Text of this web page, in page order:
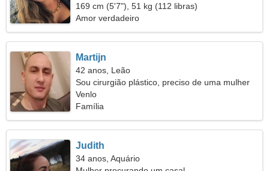
169 cm (5'7"), 51 kg (112 libras)
Amor verdadeiro
Martijn
42 anos, Leão
Sou cirurgião plástico, preciso de uma mulher
atraente
Venlo
Família
Judith
34 anos, Aquário